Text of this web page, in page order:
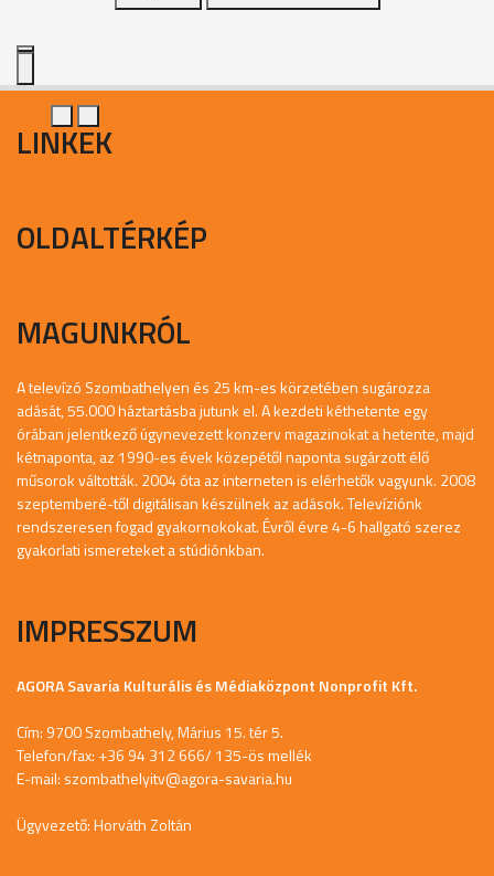
LINKEK
OLDALTÉRKÉP
MAGUNKRÓL
A televízó Szombathelyen és 25 km-es körzetében sugározza
adását, 55.000 háztartásba jutunk el. A kezdeti kéthetente egy
órában jelentkező úgynevezett konzerv magazinokat a hetente, majd
kétnaponta, az 1990-es évek közepétől naponta sugárzott élő
műsorok váltották. 2004 óta az interneten is elérhetők vagyunk. 2008
szeptemberé-től digitálisan készülnek az adások. Televíziónk
rendszeresen fogad gyakornokokat. Évről évre 4-6 hallgató szerez
gyakorlati ismereteket a stúdiónkban.
IMPRESSZUM
AGORA Savaria Kulturális és Médiaközpont Nonprofit Kft.
Cím: 9700 Szombathely, Márius 15. tér 5.
Telefon/fax: +36 94 312 666/ 135-ös mellék
E-mail: szombathelyitv@agora-savaria.hu
Ügyvezető: Horváth Zoltán